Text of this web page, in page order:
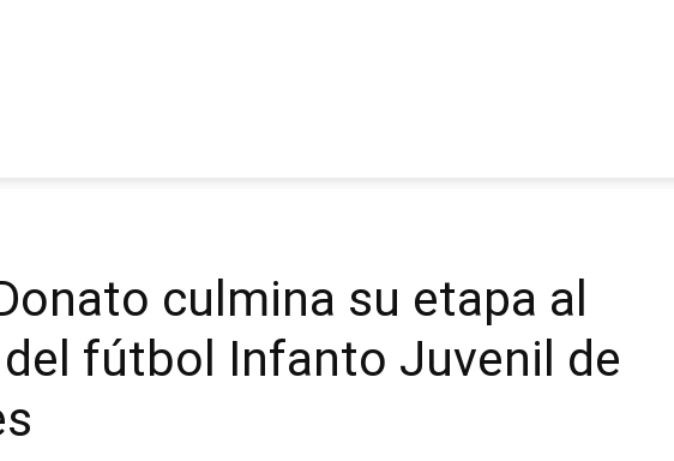
culmina su etapa al
fútbol Infanto Juvenil de